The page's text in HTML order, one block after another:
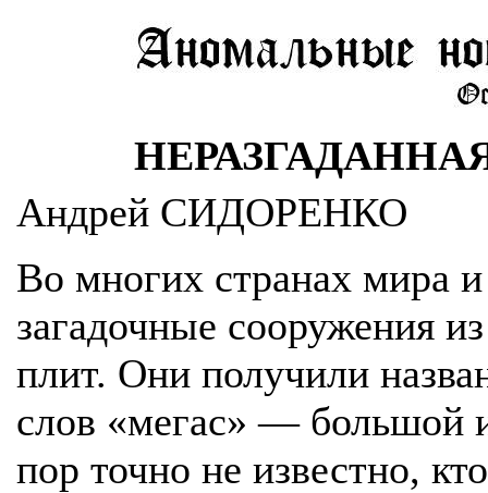
Андрей СИДОРЕНКО
Во многих странах мира
загадочные сооружения
плит. Они получили
слов «мегас» — большой
пор точно не известно,